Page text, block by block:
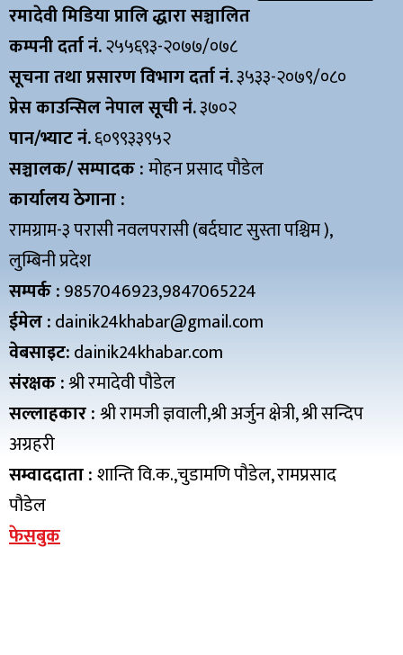
रमादेवी मिडिया प्रालि द्धारा सञ्चालित
कम्पनी दर्ता नं.२५५६९३-२०७७/०७८
सूचना तथा प्रसारण विभाग दर्ता नं.३५३३-२०७९/०८०
प्रेस काउन्सिल नेपाल सूची नं.३७०२
पान/भ्याट नं.६०९९३३९५२
सञ्चालक/ सम्पादक :मोहन प्रसाद पौडेल
कार्यालय ठेगाना :
रामग्राम-३ परासी नवलपरासी (बर्दघाट सुस्ता पश्चिम ),
लुम्बिनी प्रदेश
सम्पर्क :9857046923,9847065224
ईमेल :dainik24khabar@gmail.com
वेबसाइट:dainik24khabar.com
संरक्षक :श्री रमादेवी पौडेल
सल्लाहकार :श्री रामजी ज्ञवाली,श्री अर्जुन क्षेत्री, श्री सन्दिप
अग्रहरी
सम्वाददाता :शान्ति वि.क.,चुडामणि पौडेल, रामप्रसाद
पौडेल
फेसबुक